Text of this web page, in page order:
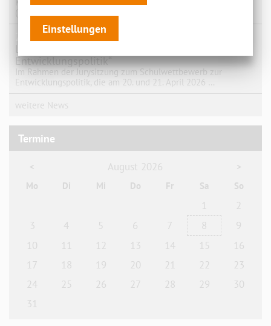
29.06.2026
Entwicklungspolitik“
Im Rahmen der Jurysitzung zum Schulwettbewerb zur
Entwicklungspolitik, die am 20. und 21. April 2026 …
weitere News
Termine
< August 2026
>
Mo
Di Mi Do Fr Sa So
1
2
3
4 5 6 7 8
9
10
11 12 13 14 15
16
17
18 19 20 21 22
23
24
25 26 27 28 29
30
31
Einstellungen